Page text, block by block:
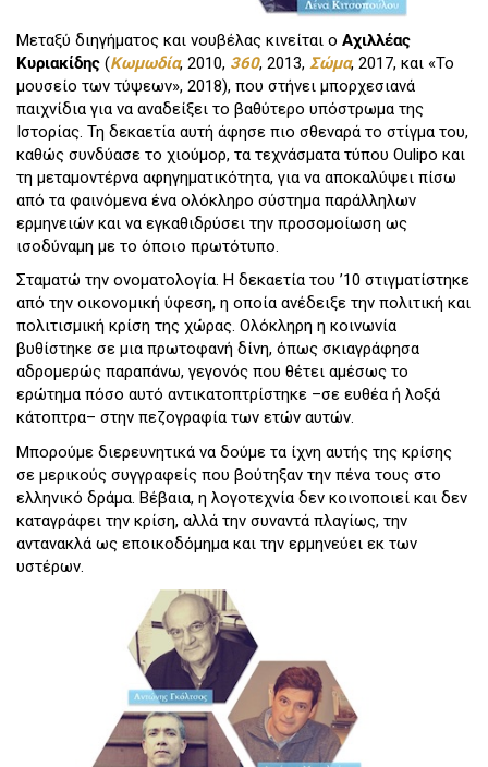
Μεταξύ διηγήματος και νουβέλας κινείται ο Αχιλλέας
Κυριακίδης (Κωμωδία, 2010, 360, 2013, Σώμα, 2017, και «Το
μουσείο των τύψεων», 2018), που στήνει μπορχεσιανά
παιχνίδια για να αναδείξει το βαθύτερο υπόστρωμα της
Ιστορίας. Τη δεκαετία αυτή άφησε πιο σθεναρά το στίγμα του,
καθώς συνδύασε το χιούμορ, τα τεχνάσματα τύπου Oulipo και
τη μεταμοντέρνα αφηγηματικότητα, για να αποκαλύψει πίσω
από τα φαινόμενα ένα ολόκληρο σύστημα παράλληλων
ερμηνειών και να εγκαθιδρύσει την προσομοίωση ως
ισοδύναμη με το όποιο πρωτότυπο.
Σταματώ την ονοματολογία. Η δεκαετία του ’10 στιγματίστηκε
από την οικονομική ύφεση, η οποία ανέδειξε την πολιτική και
πολιτισμική κρίση της χώρας. Ολόκληρη η κοινωνία
βυθίστηκε σε μια πρωτοφανή δίνη, όπως σκιαγράφησα
αδρομερώς παραπάνω, γεγονός που θέτει αμέσως το
ερώτημα πόσο αυτό αντικατοπτρίστηκε –σε ευθέα ή λοξά
κάτοπτρα– στην πεζογραφία των ετών αυτών.
Μπορούμε διερευνητικά να δούμε τα ίχνη αυτής της κρίσης
σε μερικούς συγγραφείς που βούτηξαν την πένα τους στο
ελληνικό δράμα. Βέβαια, η λογοτεχνία δεν κοινοποιεί και δεν
καταγράφει την κρίση, αλλά την συναντά πλαγίως, την
αντανακλά ως εποικοδόμημα και την ερμηνεύει εκ των
υστέρων.